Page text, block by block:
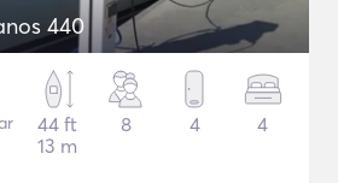
440
44 ft
13 m
8 4 4